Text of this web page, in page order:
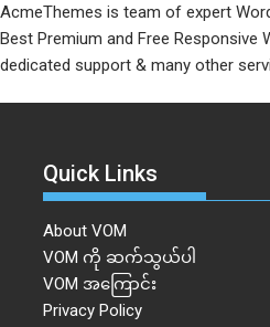
AcmeThemes is team of expert
Best Premium and Free Responsive
dedicated support & many other
Quick Links
About VOM
VOM ကို ဆက်သွယ်ပါ
VOM အကြောင်း
Privacy Policy